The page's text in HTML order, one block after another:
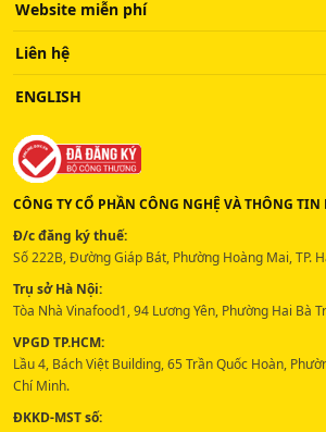
Website miễn phí
Liên hệ
ENGLISH
CÔNG TY CỔ PHẦN CÔNG NGHỆ VÀ THÔNG
Đ/c đăng ký thuế:
Số 222B, Đường Giáp Bát, Phường Hoàng Mai, TP.
Trụ sở Hà Nội:
Tòa Nhà Vinafood1, 94 Lương Yên, Phường Hai Bà
VPGD TP.HCM:
Lầu 4, Bách Việt Building, 65 Trần Quốc Hoàn,
Chí Minh.
ĐKKD-MST số: